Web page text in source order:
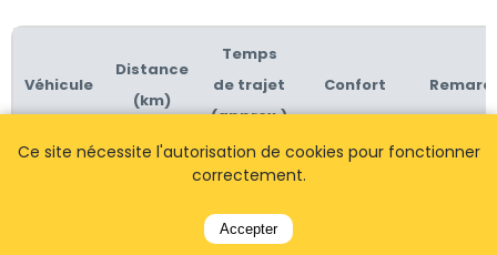
Véhicule
Distance
(km)
Temps
de trajet
(approx.)
Confort
Ce site nécessite l'autorisation de cookies pour fonctionner
correctement.
Accepter